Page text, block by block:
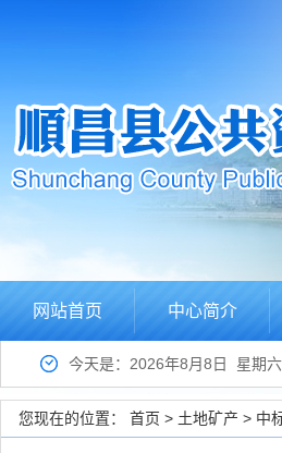
网站首页 中心简介
今天是：2026年8月8日 星期六
您现在的位置： 首页 > 土地矿产 > 中